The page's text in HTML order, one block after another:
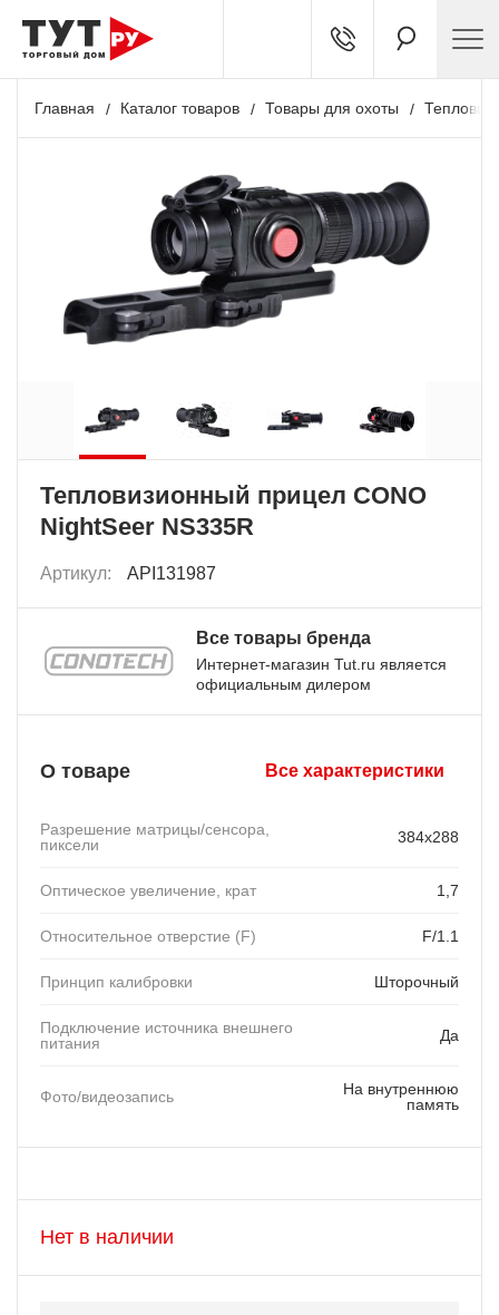
Главная Каталог товаров Товары для охоты
Тепловизионный прицел CONO
NightSeer NS335R
Артикул: API131987
Все товары бренда
Интернет-магазин Tut.ru является
официальным дилером
О товаре Все характеристики
Разрешение матрицы/сенсора,
пиксели
384x288
Оптическое увеличение, крат 1,7
Относительное отверстие (F) F/1.1
Принцип калибровки Шторочный
Подключение источника внешнего
питания
Да
Фото/видеозапись
На внутреннюю
память
Нет в наличии